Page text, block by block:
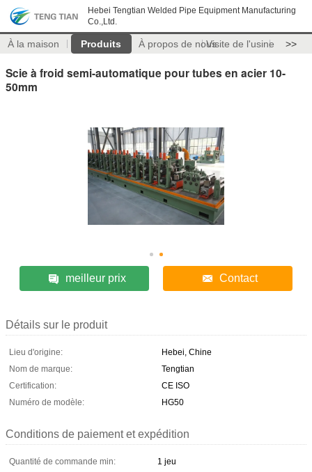
Hebei Tengtian Welded Pipe Equipment Manufacturing
Co.,Ltd.
À la maison Produits À propos de nousVisite de l'usine >>
Scie à froid semi-automatique pour tubes en acier 10-
50mm
meilleur prix Contact
Détails sur le produit
Lieu d'origine:
Hebei, Chine
Nom de marque:
Tengtian
Certification:
CE ISO
Numéro de modèle:
HG50
Conditions de paiement et expédition
Quantité de commande min:
1 jeu